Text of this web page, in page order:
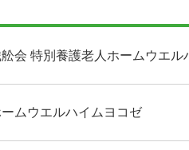
会 特別養護老人ホームウエル
ムウエルハイムヨコゼ